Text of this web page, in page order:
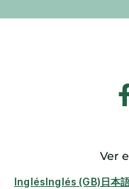
Ver
InglésInglés (GB)日本